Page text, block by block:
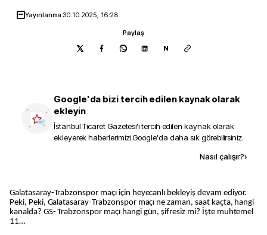
Yayınlanma 30.10.2025, 16:28
Paylaş
N
Google'da bizi tercih edilen kaynak olarak
ekleyin
İstanbul Ticaret Gazetesi'i tercih edilen kaynak olarak
ekleyerek haberlerimizi Google'da daha sık görebilirsiniz.
Nasıl çalışır?›
Galatasaray-Trabzonspor maçı için heyecanlı bekleyiş devam ediyor.
Peki, Peki, Galatasaray-Trabzonspor maçı ne zaman, saat kaçta, hangi
kanalda? GS- Trabzonspor maçı hangi gün, şifresiz mi? İşte muhtemel
11…